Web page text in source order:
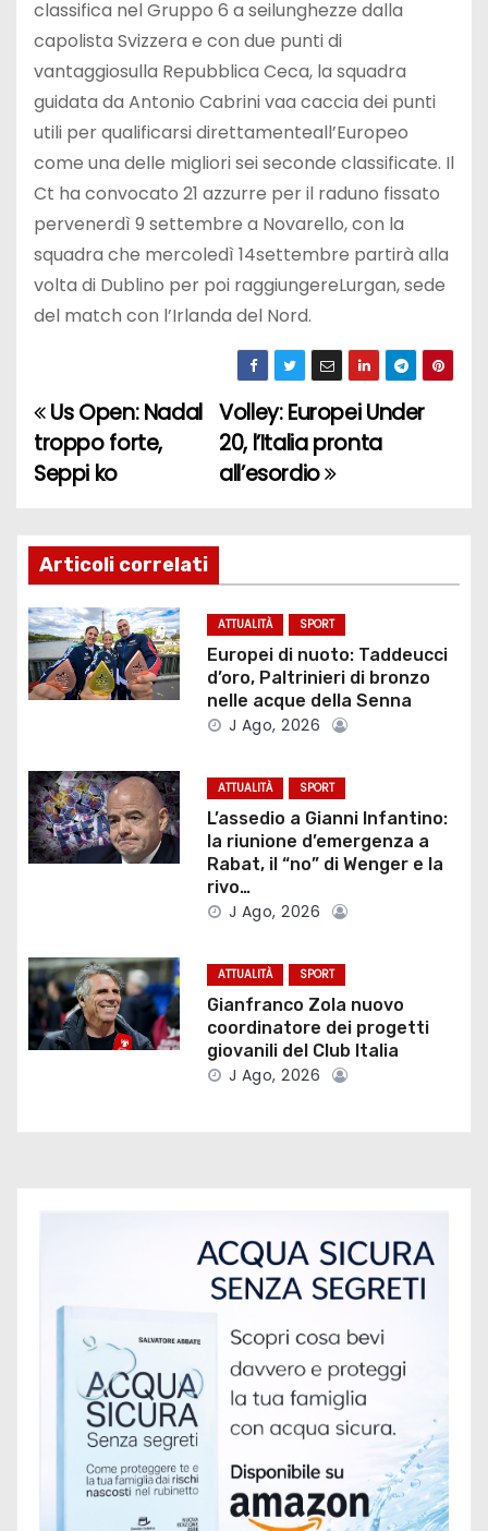
classifica nel Gruppo 6 a seilunghezze dalla
capolista Svizzera e con due punti di
vantaggiosulla Repubblica Ceca, la squadra
guidata da Antonio Cabrini vaa caccia dei punti
utili per qualificarsi direttamenteall’Europeo
come una delle migliori sei seconde classificate. Il
Ct ha convocato 21 azzurre per il raduno fissato
pervenerdì 9 settembre a Novarello, con la
squadra che mercoledì 14settembre partirà alla
volta di Dublino per poi raggiungereLurgan, sede
del match con l’Irlanda del Nord.
N
a
i
g
a
z
o
n
r
t
i
Volley: Europei Under
20, l’Italia pronta
all’esordio
Us Open: Nadal
troppo forte,
Seppi ko
Articoli correlati
ATTUALITÀ SPORT
Europei di nuoto: Taddeucci
d’oro, Paltrinieri di bronzo
nelle acque della Senna
J Ago, 2026
ATTUALITÀ SPORT
L’assedio a Gianni Infantino:
la riunione d’emergenza a
Rabat, il “no” di Wenger e la
rivo…
J Ago, 2026
ATTUALITÀ SPORT
Gianfranco Zola nuovo
coordinatore dei progetti
giovanili del Club Italia
J Ago, 2026